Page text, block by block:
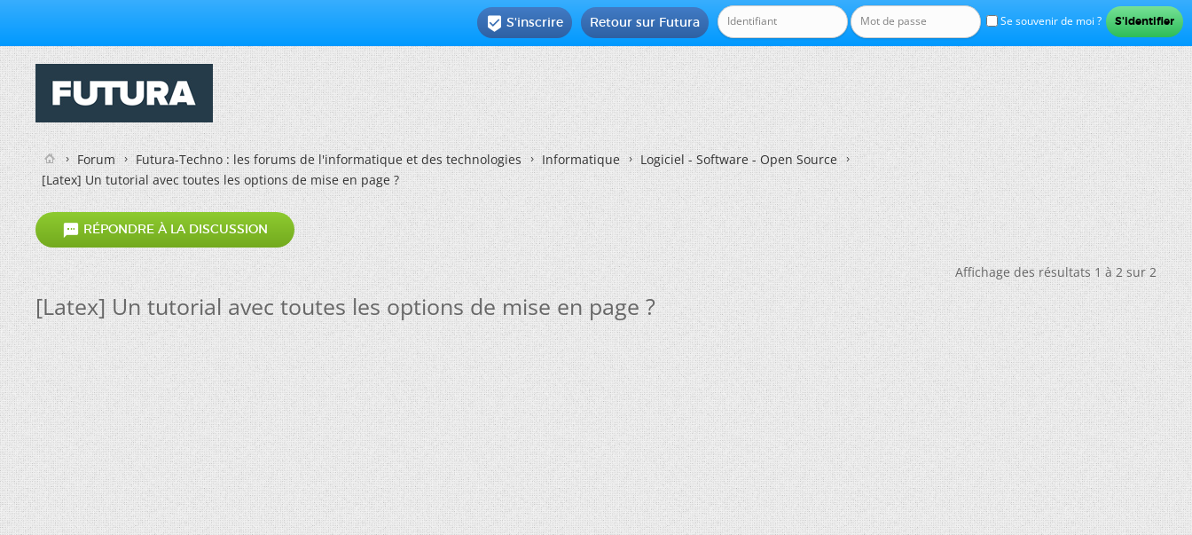
Se souvenir de moi ?
Retour sur Futura
 S'inscrire
Forum Futura-Techno : les forums de l'informatique et des technologies Informatique
Logiciel - Software - Open Source
[Latex] Un tutorial avec toutes les options de mise en page ?
 RÉPONDRE À LA DISCUSSION
Affichage des résultats 1 à 2 sur 2
[Latex] Un tutorial avec toutes les options de mise en page ?